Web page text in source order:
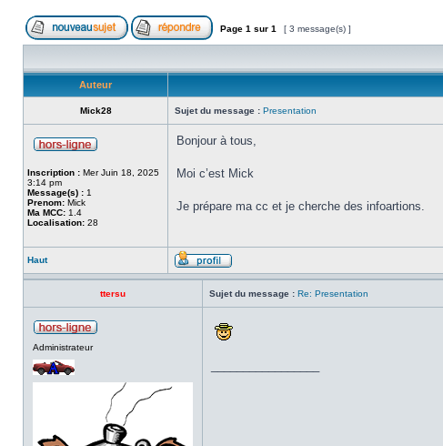
Page 1 sur 1 [ 3 message(s) ]
Auteur
Mick28 Sujet du message : Presentation
Inscription : Mer Juin 18, 2025
3:14 pm
Message(s) : 1
Prenom: Mick
Ma MCC: 1.4
Localisation: 28
Bonjour à tous,
Moi c’est Mick
Je prépare ma cc et je cherche des infoartions.
Haut
ttersu Sujet du message : Re: Presentation
Administrateur